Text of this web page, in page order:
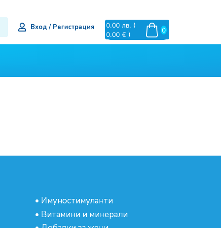
Вход / Регистрация 0
0.00 лв. (
0.00 € )
• Имуностимуланти
• Витамини и минерали